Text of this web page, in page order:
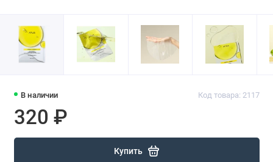
В наличии Код товара: 2117
320 ₽
Купить